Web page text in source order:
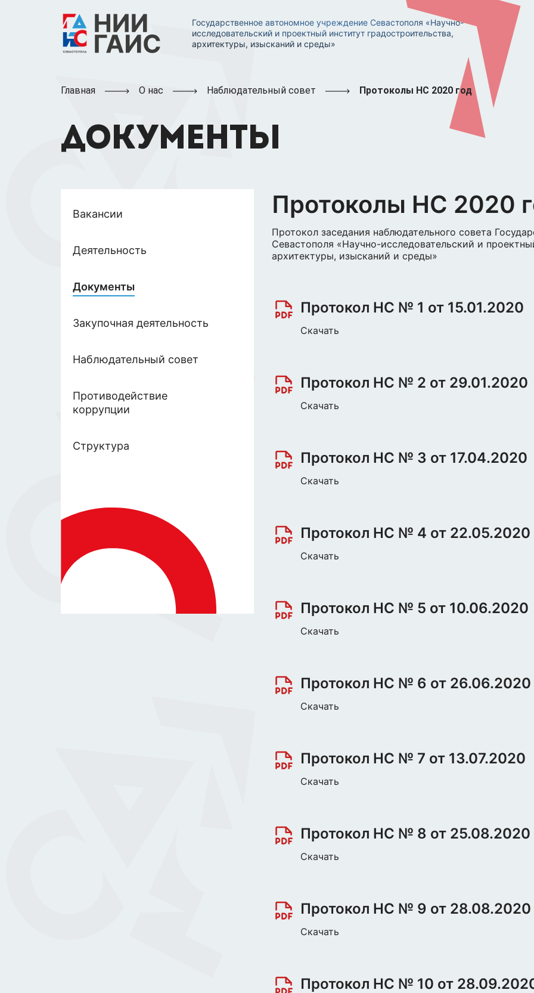
Государственное автономное учреждение Севастополя «Научно-
исследовательский и проектный институт градостроительства,
архитектуры, изысканий и среды»
Главная О нас Наблюдательный совет Протоколы НС 2020 год
ДОКУМЕНТЫ
Вакансии
Деятельность
Документы
Закупочная деятельность
Наблюдательный совет
Противодействие
коррупции
Структура
Протоколы НС 2020
Протокол заседания наблюдательного совета
Севастополя «Научно-исследовательский и
архитектуры, изысканий и среды»
Протокол НС № 1 от 15.01.2020
Скачать
Протокол НС № 2 от 29.01.2020
Скачать
Протокол НС № 3 от 17.04.2020
Скачать
Протокол НС № 4 от 22.05.2020
Скачать
Протокол НС № 5 от 10.06.2020
Скачать
Протокол НС № 6 от 26.06.2020
Скачать
Протокол НС № 7 от 13.07.2020
Скачать
Протокол НС № 8 от 25.08.2020
Скачать
Протокол НС № 9 от 28.08.2020
Скачать
Протокол НС № 10 от